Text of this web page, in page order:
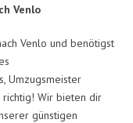
Venlo
Venlo und benötigst
Umzugsmeister
richtig! Wir bieten dir
günstigen